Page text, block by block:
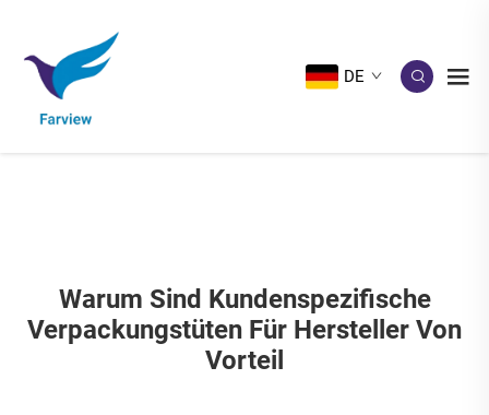
DE
Warum Sind Kundenspezifische
Verpackungstüten Für Hersteller Von
Vorteil